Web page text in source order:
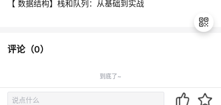
【 数据结构】栈和队列：从基础到实战
评论（0）
到底了~